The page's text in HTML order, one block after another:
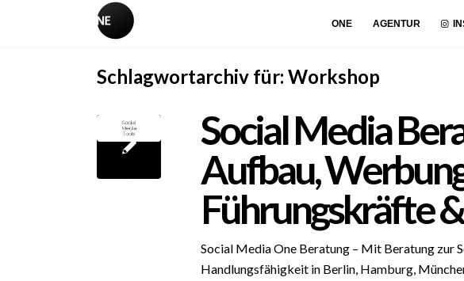
ONE AGENTUR
Schlagwortarchiv für: Workshop
Social Media
Aufbau,
Führungskräfte
Social Media One Beratung – Mit Beratung zur
Handlungsfähigkeit in Berlin, Hamburg,